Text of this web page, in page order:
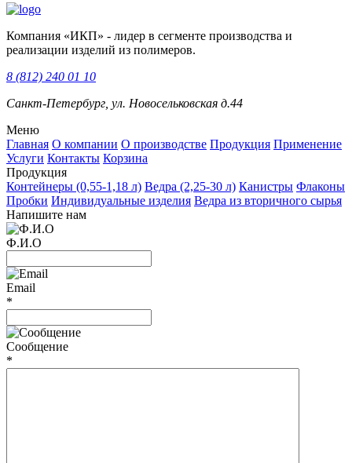
Компания «ИКП» - лидер в сегменте производства и
реализации изделий из полимеров.
8 (812) 240 01 10
Санкт-Петербург, ул. Новосельковская д.44
Меню
Главная О компании О производстве Продукция Применение
Услуги Контакты Корзина
Продукция
Контейнеры (0,55-1,18 л) Ведра (2,25-30 л) Канистры Флаконы
Пробки Индивидуальные изделия Ведра из вторичного сырья
Напишите нам
Ф.И.О
Email
*
Сообщение
*